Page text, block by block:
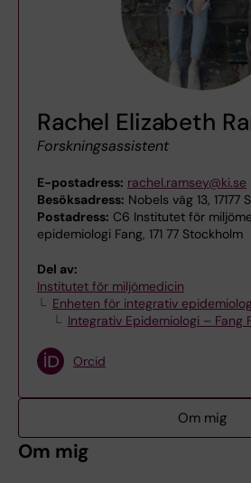
Rachel Elizabeth
Forskningsassistent
E-postadress: rachel.ramsey@ki.se
Besöksadress: Nobels väg 13, 17177
Postadress: C6 Institutet för
epidemiologi Fang, 171 77 Stockholm
Del av:
Institutet för miljömedicin
Enheten för integrativ
Integrativ Epidemiologi – Fang
Orcid
Om mig
Om mig